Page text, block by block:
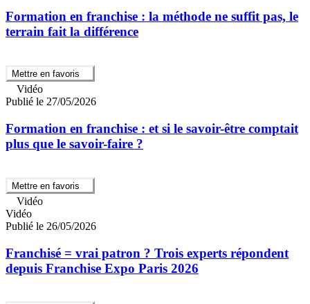
Formation en franchise : la méthode ne suffit pas, le
terrain fait la différence
Mettre en favoris
Vidéo
Publié le 27/05/2026
Formation en franchise : et si le savoir-être comptait
plus que le savoir-faire ?
Mettre en favoris
Vidéo
Vidéo
Publié le 26/05/2026
Franchisé = vrai patron ? Trois experts répondent
depuis Franchise Expo Paris 2026